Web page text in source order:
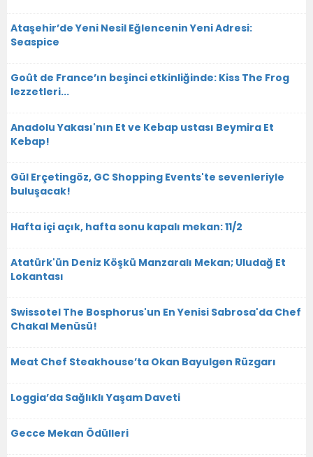
Ataşehir’de Yeni Nesil Eğlencenin Yeni Adresi:
Seaspice
Goût de France’ın beşinci etkinliğinde: Kiss The Frog
lezzetleri...
Anadolu Yakası'nın Et ve Kebap ustası Beymira Et
Kebap!
Gül Erçetingöz, GC Shopping Events'te sevenleriyle
buluşacak!
Hafta içi açık, hafta sonu kapalı mekan: 11/2
Atatürk'ün Deniz Köşkü Manzaralı Mekan; Uludağ Et
Lokantası
Swissotel The Bosphorus'un En Yenisi Sabrosa'da Chef
Chakal Menüsü!
Meat Chef Steakhouse’ta Okan Bayulgen Rüzgarı
Loggia’da Sağlıklı Yaşam Daveti
Gecce Mekan Ödülleri